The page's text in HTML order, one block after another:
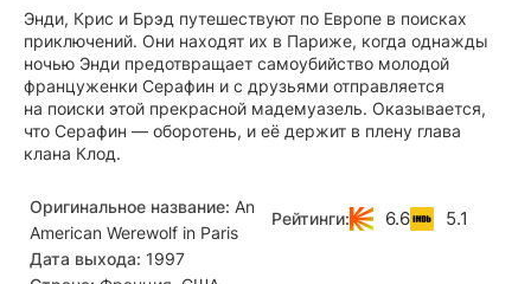
Энди, Крис и Брэд путешествуют по Европе в поисках
приключений. Они находят их в Париже, когда однажды
ночью Энди предотвращает самоубийство молодой
француженки Серафин и с друзьями отправляется
на поиски этой прекрасной мадемуазель. Оказывается,
что Серафин — оборотень, и её держит в плену глава
клана Клод.
Оригинальное название: An
American Werewolf in Paris
Дата выхода: 1997
Рейтинги: 6.6 5.1